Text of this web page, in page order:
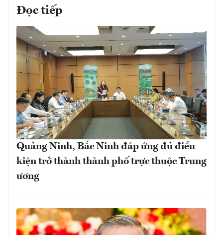
Đọc tiếp
Quảng Ninh, Bắc Ninh đáp ứng đủ điều
kiện trở thành thành phố trực thuộc Trung
ương